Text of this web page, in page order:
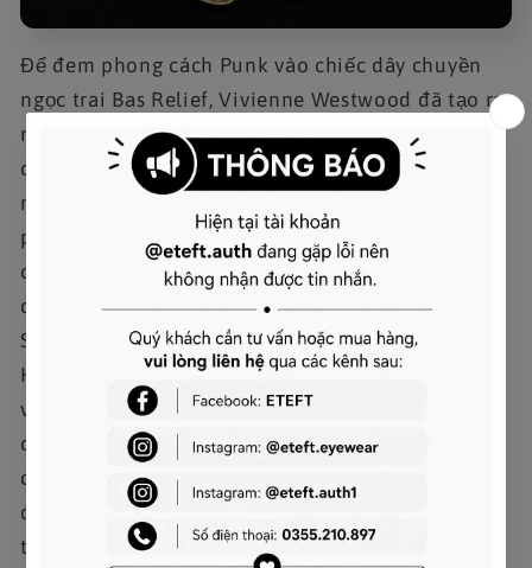
Để đem phong cách Punk vào chiếc dây chuyền
ngọc trai Bas Relief, Vivienne Westwood đã tạo ra
một tác phẩm sáng bóng, với ngọc trai giả có kích
cỡ lớn, giữ lại vẻ đắt đỏ mà ngọc trai thật thường
mang lại, trong khi giá trị của chúng chỉ là một
phần nhỏ so với ngọc trai tự nhiên. Hình ảnh logo
của chiếc choker này được lấy cảm hứng từ quả
cầu chủ quyền của Anh Quốc cùng với vành đai
Sao Thổ, tượng trưng cho sự quyền quý của
Hoàng gia Anh. Sự kết hợp giữa ngọc trai quý báu
và chất liệu kim loại đắt đỏ để tạo nên chiếc
choker này không chỉ thể hiện sự cá nhân và phá
cách mà còn truyền tải khao khát của Westwood
đem phong cách Punk nổi loạn vào thế giới
thượng lưu và cao cấp.